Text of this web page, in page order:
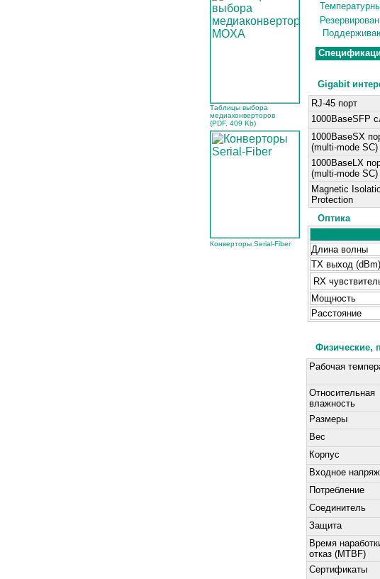
Таблицы выбора
медиаконверторов
(PDF, 409 Kb)
Конверторы Serial-Fiber
Gigabit
RJ-45 порт
1000BaseSFP
1000BaseSX
(multi-mode SC)
1000BaseLX
(multi-mode SC)
Magnetic
Protection
Оптика
Длина волны
TX выход (dBm)
RX
Мощность
Расстояние
Физические,
Рабочая
Относительная
влажность
Размеры
Вес
Корпус
Входное
Потребление
Соединитель
Защита
Время
отказ (MTBF)
Сертификаты